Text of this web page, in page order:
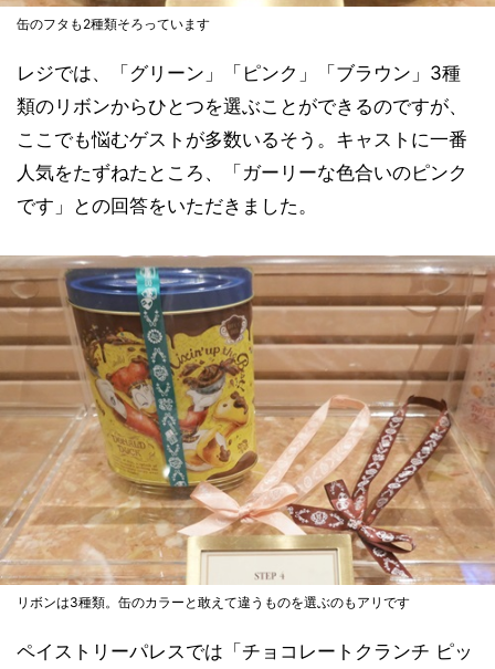
缶のフタも2種類そろっています
レジでは、「グリーン」「ピンク」「ブラウン」3種
類のリボンからひとつを選ぶことができるのですが、
ここでも悩むゲストが多数いるそう。キャストに一番
人気をたずねたところ、「ガーリーな色合いのピンク
です」との回答をいただきました。
リボンは3種類。缶のカラーと敢えて違うものを選ぶのもアリです
ペイストリーパレスでは「チョコレートクランチ ピッ